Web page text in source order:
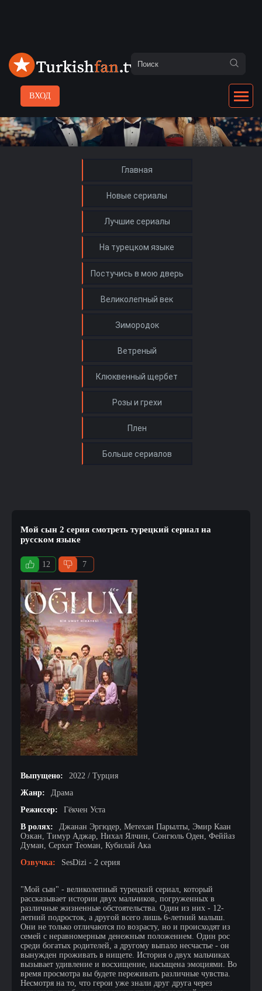
ВХОД
Главная
Новые сериалы
Лучшие сериалы
На турецком языке
Мой сын 2 серия смотреть турецкий сериал на
русском языке
12 7
Выпущено:
2022 / Турция
Жанр:
Драма
Режиссер:
Гёкчен Уста
В ролях:
Джанан Эргюдер, Метехан Парылты, Эмир Каан
Озкан, Тимур Аджар, Нихал Ялчин, Сонгюль Оден, Феййаз
Думан, Серхат Теоман, Кубилай Ака
Озвучка:
SesDizi - 2 серия
"Мой сын" - великолепный турецкий сериал, который
рассказывает истории двух мальчиков, погруженных в
различные жизненные обстоятельства. Один из них - 12-
летний подросток, а другой всего лишь 6-летний малыш.
Они не только отличаются по возрасту, но и происходят из
семей с неравномерным денежным положением. Один рос
среди богатых родителей, а другому выпало несчастье - он
вынужден проживать в нищете. История о двух мальчиках
вызывает удивление и восхищение, насыщена эмоциями. Во
время просмотра вы будете переживать различные чувства.
Несмотря на то, что герои уже знали друг друга через